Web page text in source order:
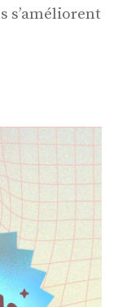
s’améliorent